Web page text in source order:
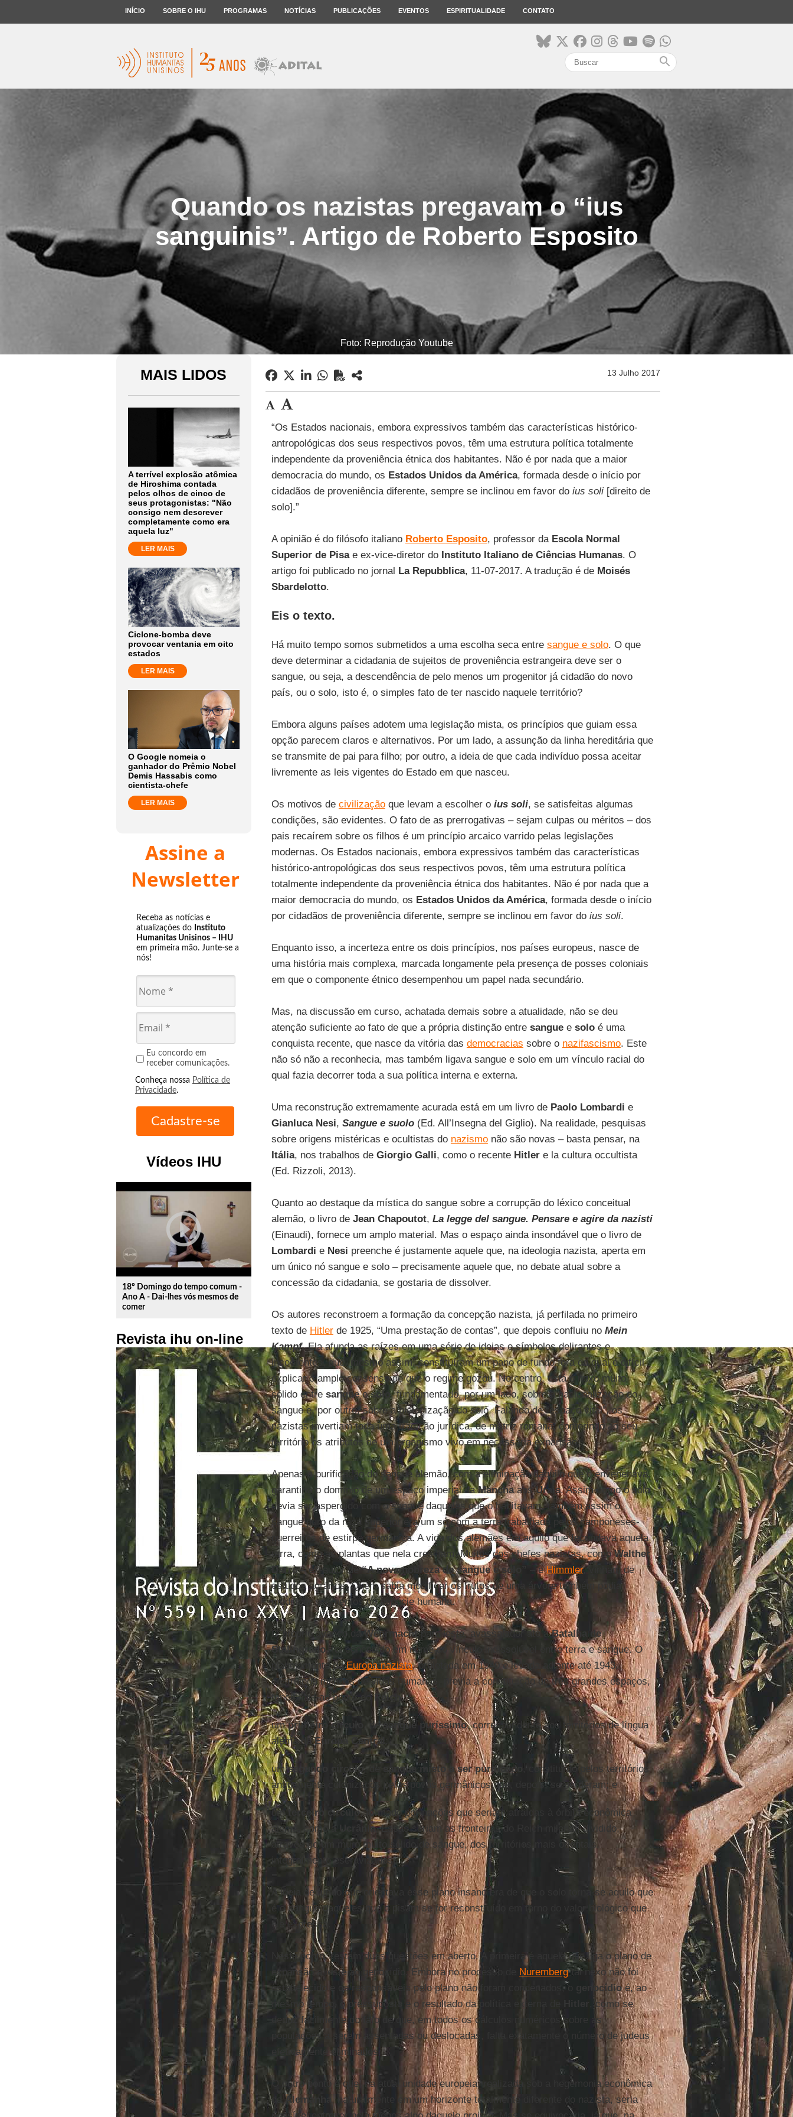
INÍCIO SOBRE O IHU PROGRAMAS NOTÍCIAS PUBLICAÇÕES EVENTOS ESPIRITUALIDADE CONTATO
search
Quando os nazistas pregavam o “ius
sanguinis”. Artigo de Roberto Esposito
Foto: Reprodução Youtube
MAIS LIDOS
A terrível explosão atômica
de Hiroshima contada
pelos olhos de cinco de
seus protagonistas: "Não
consigo nem descrever
completamente como era
aquela luz"
LER MAIS
Ciclone-bomba deve
provocar ventania em oito
estados
LER MAIS
O Google nomeia o
ganhador do Prêmio Nobel
Demis Hassabis como
cientista-chefe
LER MAIS
Assine a
Newsletter
Receba as notícias e
atualizações do Instituto
Humanitas Unisinos – IHU
em primeira mão. Junte-se a
nós!
Eu concordo em
receber comunicações.
Conheça nossa Política de
Privacidade.
Vídeos IHU
play_circle_outline
18º Domingo do tempo comum -
Ano A - Dai-lhes vós mesmos de
comer
Revista ihu on-line
13 Julho 2017
“Os Estados nacionais, embora expressivos também das características histórico-
antropológicas dos seus respectivos povos, têm uma estrutura política totalmente
independente da proveniência étnica dos habitantes. Não é por nada que a maior
democracia do mundo, os Estados Unidos da América, formada desde o início por
cidadãos de proveniência diferente, sempre se inclinou em favor do ius soli[direito de
solo].”
A opinião é do filósofo italiano Roberto Esposito, professor da Escola Normal
Superior de Pisae ex-vice-diretor do Instituto Italiano de Ciências Humanas. O
artigo foi publicado no jornal La Repubblica, 11-07-2017. A tradução é de Moisés
Sbardelotto.
Eis o texto.
Há muito tempo somos submetidos a uma escolha seca entre sangue e solo. O que
deve determinar a cidadania de sujeitos de proveniência estrangeira deve ser o
sangue, ou seja, a descendência de pelo menos um progenitor já cidadão do novo
país, ou o solo, isto é, o simples fato de ter nascido naquele território?
Embora alguns países adotem uma legislação mista, os princípios que guiam essa
opção parecem claros e alternativos. Por um lado, a assunção da linha hereditária que
se transmite de pai para filho; por outro, a ideia de que cada indivíduo possa aceitar
livremente as leis vigentes do Estado em que nasceu.
Os motivos de civilizaçãoque levam a escolher o ius soli, se satisfeitas algumas
condições, são evidentes. O fato de as prerrogativas – sejam culpas ou méritos – dos
pais recaírem sobre os filhos é um princípio arcaico varrido pelas legislações
modernas. Os Estados nacionais, embora expressivos também das características
histórico-antropológicas dos seus respectivos povos, têm uma estrutura política
totalmente independente da proveniência étnica dos habitantes. Não é por nada que a
maior democracia do mundo, os Estados Unidos da América, formada desde o início
por cidadãos de proveniência diferente, sempre se inclinou em favor do ius soli.
Enquanto isso, a incerteza entre os dois princípios, nos países europeus, nasce de
uma história mais complexa, marcada longamente pela presença de posses coloniais
em que o componente étnico desempenhou um papel nada secundário.
Mas, na discussão em curso, achatada demais sobre a atualidade, não se deu
atenção suficiente ao fato de que a própria distinção entre sanguee soloé uma
conquista recente, que nasce da vitória das democracias sobre o nazifascismo. Este
não só não a reconhecia, mas também ligava sangue e solo em um vínculo racial do
qual fazia decorrer toda a sua política interna e externa.
Uma reconstrução extremamente acurada está em um livro de Paolo Lombardi e
Gianluca Nesi, Sangue e suolo (Ed. All’Insegna del Giglio). Na realidade, pesquisas
sobre origens mistéricas e ocultistas do nazismonão são novas – basta pensar, na
Itália, nos trabalhos de Giorgio Galli, como o recente Hitlere la cultura occultista
(Ed. Rizzoli, 2013).
Quanto ao destaque da mística do sangue sobre a corrupção do léxico conceitual
alemão, o livro de Jean Chapoutot, La legge del sangue. Pensare e agire da nazisti
(Einaudi), fornece um amplo material. Mas o espaço ainda insondável que o livro de
Lombardi e Nesi preenche é justamente aquele que, na ideologia nazista, aperta em
um único nó sangue e solo – precisamente aquele que, no debate atual sobre a
concessão da cidadania, se gostaria de dissolver.
Os autores reconstroem a formação da concepção nazista, já perfilada no primeiro
texto de Hitlerde 1925, “Uma prestação de contas”, que depois confluiu no Mein
Kampf. Ela afunda as raízes em uma série de ideias e símbolos delirantes e
incoerentes, que, mesmo assim, constituíram um pano de fundo fora do qual é difícil
explicar o amplo consenso de que o regime gozou. No centro, está o nexo muito
sólido entre sangueesolo, fundamentado, por um lado, sobre a nacionalização do
sangue e, por outro, sobre a biologização do solo. Falando de “espaço vital”, os
nazistas invertiam toda uma tradição jurídica, de matriz romana, conferindo ao seu
território os atributos de um organismo vivo em necessária expansão.
Apenas a purificação do sangue alemão, com a eliminação daquilo que o envenenava,
garantiria o domínio de um espaço imperial daManchaaosUrais. Assim como o solo
devia ser aspergido com o sangue daqueles que o habitavam, também assim o
sangue puro da raça superior era um só com a terra trabalhada pelos camponeses-
guerreiros de estirpe germânica. A vida dos alemães era aquilo que fecundava aquela
terra, como as plantas que nela cresciam. Muitos dos chefes nazistas, comoWalther
Darrè– ex-autor de“A nova nobreza de sangue e solo” – eHimmler, vinham de
estudos agrários. Quem sabia modificar os frutos de uma árvore também podia
modificar segmentos da espécie humana.
O próprio avanço daWehrmachtpara leste, avassalador até aBatalha de
Stalingrado, foi concebido em nome do vínculo indissolúvel entre terra e sangue. O
planejamento daEuropa nazista, projetada em 1940 e levada adiante até 1943,
destruindo milhões de vidas humanas, previa a constituição de três grandes espaços,
funcionais ao poder doReich:
umprimeiro círculo , desangue puríssimo, correspondente aos territórios de língua
alemã daEuropa Central;
umsegundo círculo, de sangue misto a ser purificado
, constituído pelos territórios
antigamente colonizados pelos povos germânicos que, depois, se perderam; e
um terceiro círculo, formado por nações que seriam atraídas à órbita econômica
alemã, como a
Ucrânia. Essas seriam as fronteiras do Reich milenar, dividido,
através de um muro muito sólido de sangue, dos territórios mais orientais,
integralmente escravizados.
A ideia de fundo que orientava esse plano insano era de que o solo torna-se aquilo que
é o sangue daqueles que o pisam se for reconstruído em torno do valor biológico que
ele expressa.
Neste ponto, restam duas questões em aberto. A primeira é aquela que liga o plano de
expansão a leste ao genocídio. Embora no processo de Nurembergtal nexo não foi
estabelecido e os responsáveis pelo plano não foram condenados, o
genocídioé, ao
mesmo tempo, o pressuposto e o resultado da política externa de
, como se
deduz facilmente do fato de que, em todos os cálculos numéricos sobre as
populações a serem assentadas ou deslocadas, falta exatamente o número de judeus
efetivamente eliminados.
O outro ponto é que, na atual unidade europeia, realizada sob a hegemonia econômica
da Alemanha , naturalmente em um horizonte totalmente diferente do nazista, seria